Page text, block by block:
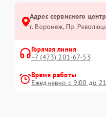
Адрес сервисного
г. Воронеж, Пр.
Горячая линия
+7 (473) 201-67-53
Время работы
Ежедневно с 9:00 до